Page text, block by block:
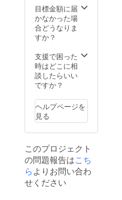
にご招
待☆ み
んなで
餅つき
して、
つきた
てのお
餅を食
しょ
～！
【地元
野菜の
わせ・
七宗町
の特産
品
（5,000
目標金額に届
かなかった場
合どうなりま
すか？
支援で困った
時はどこに相
談したらいい
ですか？
ヘルプページを
見る
このプロジェクト
の問題報告はこち
ら よりお問い合わ
せください